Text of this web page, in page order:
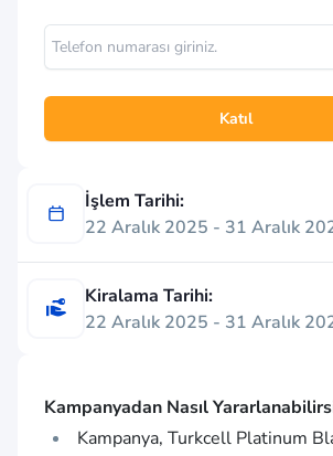
Katıl
İşlem Tarihi:
22 Aralık 2025 - 31 Aralık
Kiralama Tarihi:
22 Aralık 2025 - 31 Aralık
Kampanyadan Nasıl
Kampanya, Turkcell Platinum